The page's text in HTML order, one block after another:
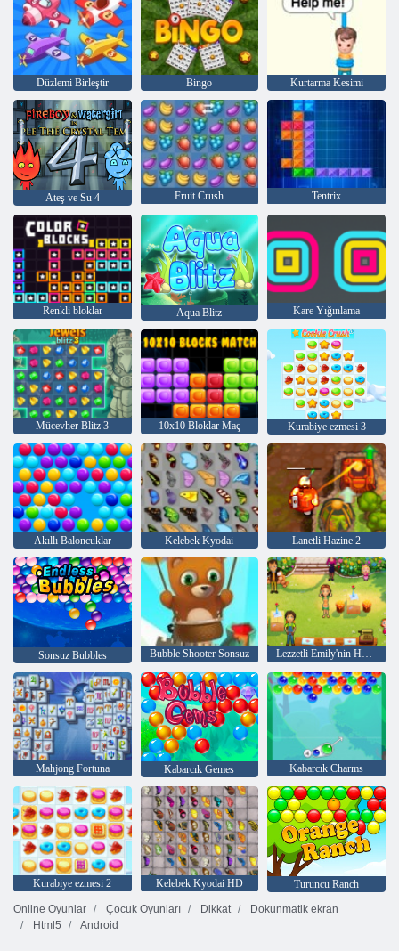
Düzlemi Birleştir Bingo Kurtarma Kesimi
Ateş ve Su 4 Fruit Crush Tentrix
Renkli bloklar Aqua Blitz Kare Yığınlama
Mücevher Blitz 3 10x10 Bloklar Maç Kurabiye ezmesi 3
Akıllı Baloncuklar Kelebek Kyodai Lanetli Hazine 2
Sonsuz Bubbles Bubble Shooter Sonsuz Lezzetli Emily'nin Home Sweet Home
Mahjong Fortuna Kabarcık Gemes Kabarcık Charms
Kurabiye ezmesi 2 Kelebek Kyodai HD
Turuncu Ranch
Online Oyunlar
Çocuk Oyunları Dikkat
Dokunmatik ekran
Html5
Android